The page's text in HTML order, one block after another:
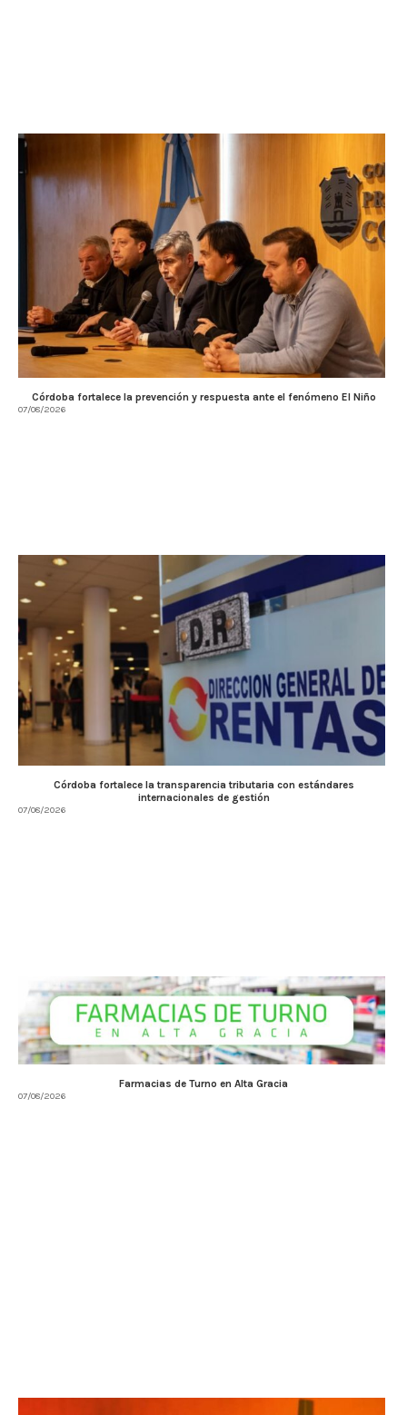
Córdoba fortalece la prevención y respuesta ante el fenómeno El Niño
07/08/2026
Córdoba fortalece la transparencia tributaria con estándares
internacionales de gestión
07/08/2026
Farmacias de Turno en Alta Gracia
07/08/2026